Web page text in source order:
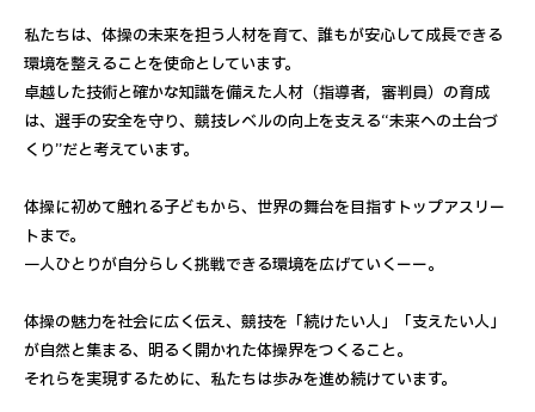
私たちは、体操の未来を担う人材を育て、誰もが安心して成長できる
環境を整えることを使命としています。
卓越した技術と確かな知識を備えた人材（指導者，審判員）の育成
は、選手の安全を守り、競技レベルの向上を支える“未来への土台づ
くり”だと考えています。
体操に初めて触れる子どもから、世界の舞台を目指すトップアスリー
トまで。
一人ひとりが自分らしく挑戦できる環境を広げていくーー。
体操の魅力を社会に広く伝え、競技を「続けたい人」「支えたい人」
が自然と集まる、明るく開かれた体操界をつくること。
それらを実現するために、私たちは歩みを進め続けています。